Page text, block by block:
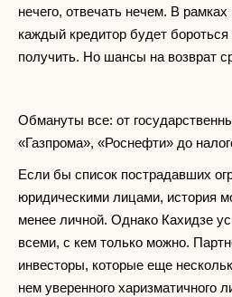
нечего, отвечать нечем. В
каждый кредитор будет
получить. Но шансы на возврат
Обмануты все: от
«Газпрома», «Роснефти» до
Если бы список пострадавших
юридическими лицами, история
менее личной. Однако Кахидзе
всеми, с кем только можно.
инвесторы, которые еще
нем уверенного харизматичного